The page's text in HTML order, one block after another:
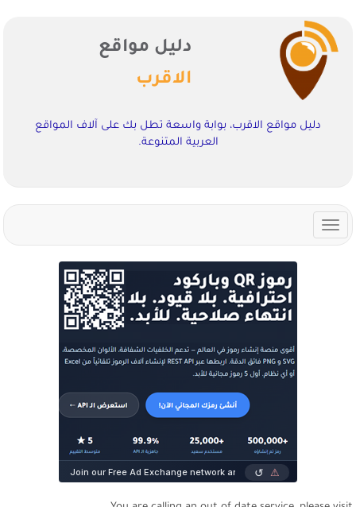
دليل مواقع
الاقرب
دليل مواقع الاقرب، بوابة واسعة تطل بك على آلاف المواقع
العربية المتنوعة.
Toggle
navigation